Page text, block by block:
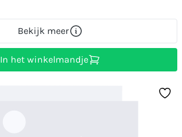
Bekijk meer
In het winkelmandje